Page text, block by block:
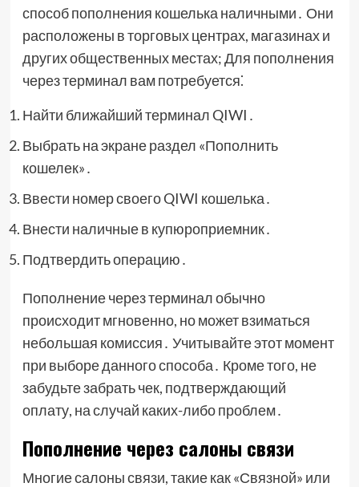
способ пополнения кошелька наличными․ Они
расположены в торговых центрах, магазинах и
других общественных местах; Для пополнения
через терминал вам потребуется⁚
Найти ближайший терминал QIWI․
Выбрать на экране раздел «Пополнить
кошелек»․
Ввести номер своего QIWI кошелька․
Внести наличные в купюроприемник․
Подтвердить операцию․
Пополнение через терминал обычно
происходит мгновенно, но может взиматься
небольшая комиссия․ Учитывайте этот момент
при выборе данного способа․ Кроме того, не
забудьте забрать чек, подтверждающий
оплату, на случай каких-либо проблем․
Пополнение через салоны связи
Многие салоны связи, такие как «Связной» или